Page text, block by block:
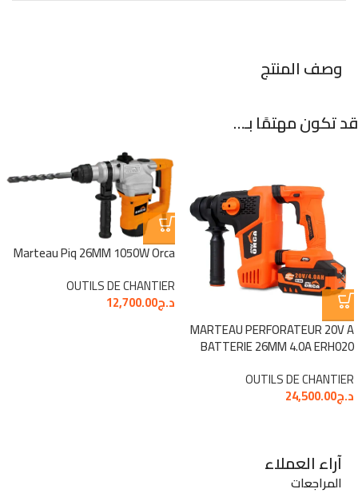
وصف المنتج
قد تكون مهتمًا بـ…
MARTEAU PERFORATEUR 20V A
BATTERIE 26MM 4.0A ERH020
OUTILS DE CHANTIER
د.ج24,500.00
Marteau Piq 26MM 1050W Orca
OUTILS DE CHANTIER
د.ج12,700.00
آراء العملاء
المراجعات